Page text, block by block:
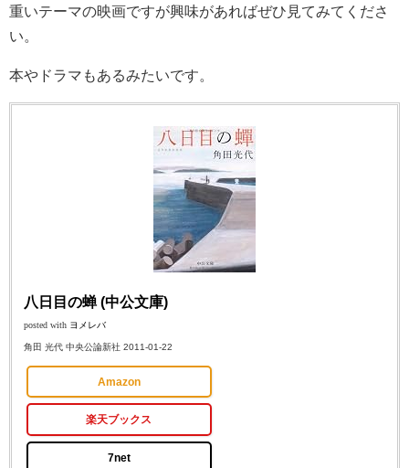
重いテーマの映画ですが興味があればぜひ見てみてくださ
い。
本やドラマもあるみたいです。
八日目の蝉 (中公文庫)
posted with ヨメレバ
角田 光代 中央公論新社 2011-01-22
Amazon
楽天ブックス
7net